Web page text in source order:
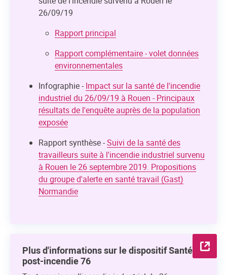
26/09/19
Rapport principal
Rapport complémentaire - volet données
environnementales
Infographie - Impact sur la santé de l'incendie
industriel du 26/09/19 à Rouen - Principaux
résultats de l'enquête auprès de la population
exposée
Rapport synthèse -Suivi de la santé des
travailleurs suite à l'incendie industriel survenu
à Rouen le 26 septembre 2019. Propositions
du groupe d'alerte en santé travail (Gast)
Normandie
Plus d'informations sur le dispositif Santé
post-incendie 76